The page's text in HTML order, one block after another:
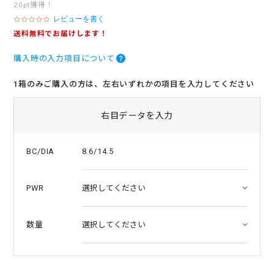
20pt獲得！
0
.
t
r
レビューを書く
送料無料でお届けします！
購入時の入力項目について
1箱のみご購入の方は、左右いずれかの項目を入力してください
右目データを入力
BC/DIA 8.6/14.5
PWR
数量